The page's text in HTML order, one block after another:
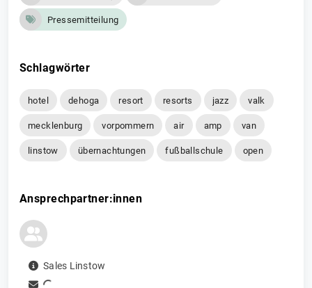
Pressemitteilung
Schlagwörter
hotel dehoga resort resorts jazz valk
mecklenburg vorpommern air amp van
linstow übernachtungen fußballschule open
Ansprechpartner:innen
Sales Linstow